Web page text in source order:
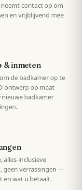
neemt contact op om
en vrijblijvend mee
& inmeten
de badkamer op te
ontwerp op maat —
nieuwe badkamer
alles-inclusieve
geen verrassingen —
en wat u betaalt.